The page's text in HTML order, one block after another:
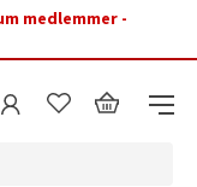
medlemmer -